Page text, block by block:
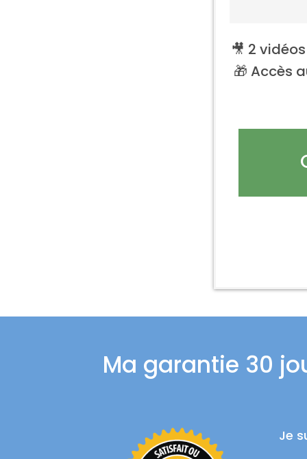
🎥 2
🎁 Accès
Ma garantie 30
Je